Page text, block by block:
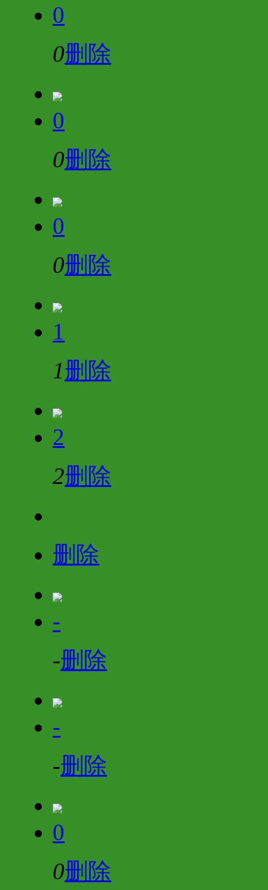
0
0删除
0
0删除
0
0删除
1
1删除
2
2删除
删除
-
-删除
-
-删除
0
0删除